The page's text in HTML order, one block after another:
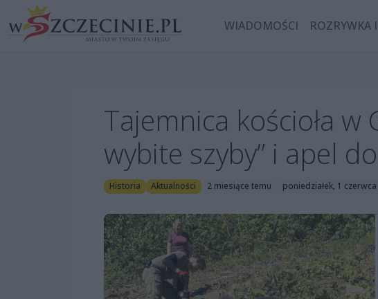
WIADOMOŚCI ROZRYWKA
Tajemnica kościoła w
wybite szyby” i apel
Historia Aktualności 2 miesiące temu poniedziałek, 1